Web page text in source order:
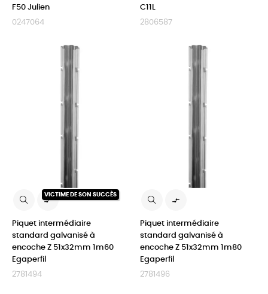
F50 Julien
0247064
C11L
2806587
VICTIME DE SON SUCCÈS

Piquet intermédiaire
standard galvanisé à
encoche Z 51x32mm 1m60
Egaperfil
2781494

Piquet intermédiaire
standard galvanisé à
encoche Z 51x32mm 1m80
Egaperfil
2781496